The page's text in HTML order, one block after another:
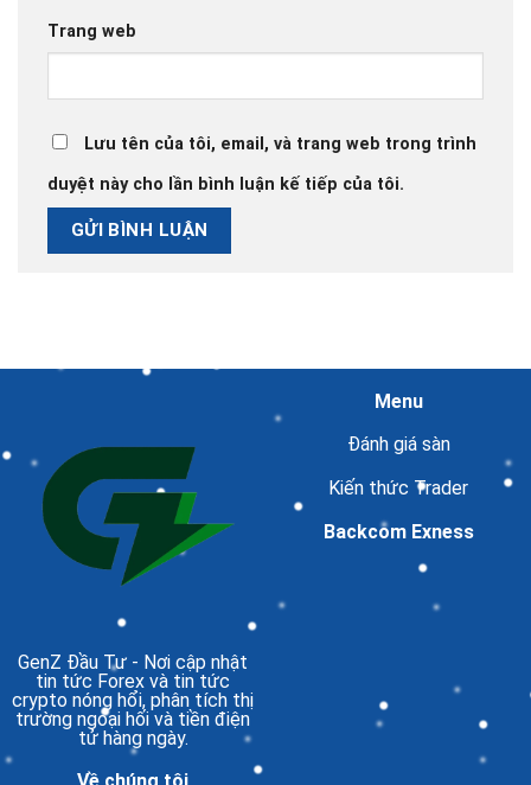
Trang web
Lưu tên của tôi, email, và trang web trong trình
duyệt này cho lần bình luận kế tiếp của tôi.
GenZ Đầu Tư - Nơi cập nhật
tin tức Forex và tin tức
crypto nóng hổi, phân tích thị
trường ngoại hối và tiền điện
tử hàng ngày.
Menu
Đánh giá sàn
Kiến thức Trader
Backcom Exness
Về chúng tôi